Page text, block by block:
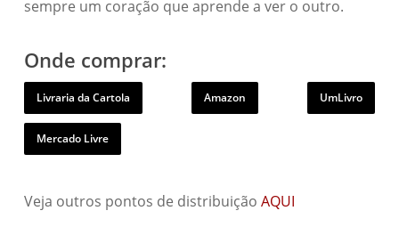
sempre um coração que aprende a ver o outro.
Onde comprar:
Livraria da Cartola Amazon UmLivro
Mercado Livre
Veja outros pontos de distribuiçãoAQUI